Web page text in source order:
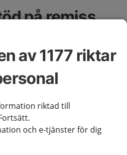
av 1177 riktar
riktad till
och e-tjänster för dig
på remiss
kvalitet finns
remisser och
system för
och sjukvårdfinns aktuella
kunskapsstyrningssystemet.